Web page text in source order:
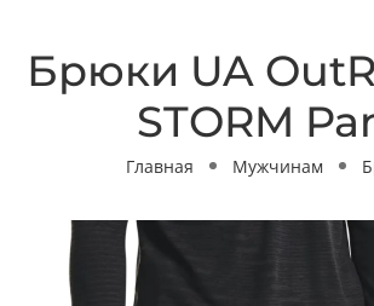
Брюки UA
STORM
Главная Мужчинам